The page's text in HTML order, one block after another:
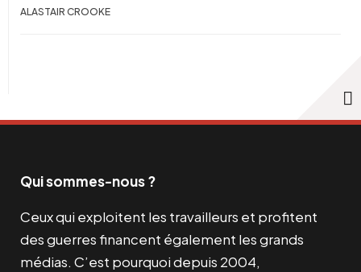
ALASTAIR CROOKE
Qui sommes-nous ?
Ceux qui exploitent les travailleurs et profitent
des guerres financent également les grands
médias. C’est pourquoi depuis 2004,